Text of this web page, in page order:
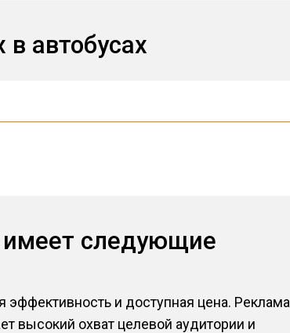
автобусах
имеет следующие
и доступная цена. Реклама
высокий охват целевой аудитории и